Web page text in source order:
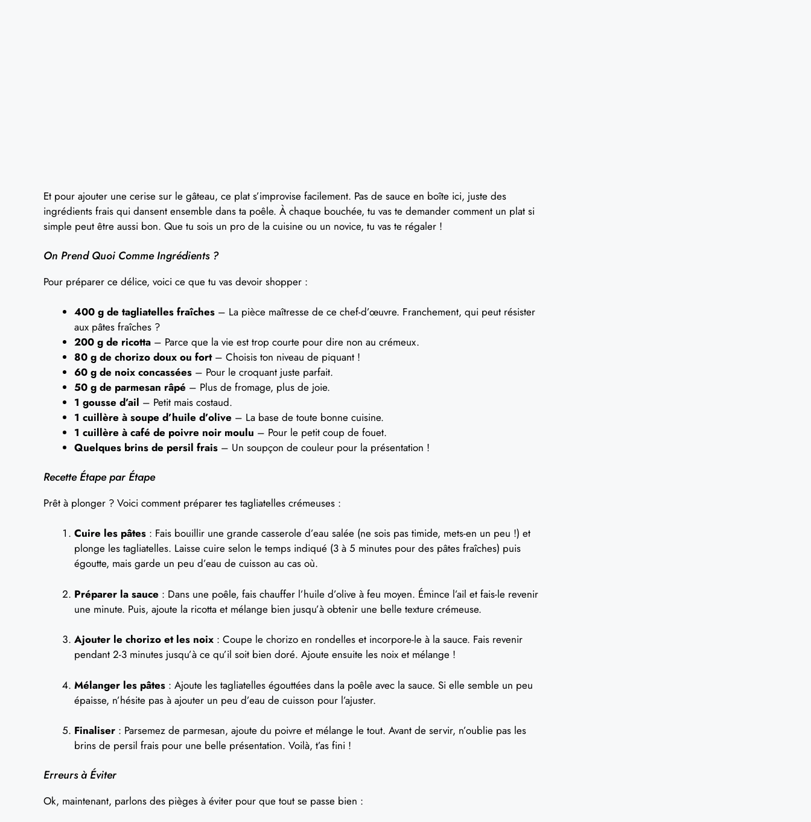
Et pour ajouter une cerise sur le gâteau, ce plat s’improvise facilement. Pas de sauce en boîte ici, juste des
ingrédients frais qui dansent ensemble dans ta poêle. À chaque bouchée, tu vas te demander comment un plat si
simple peut être aussi bon. Que tu sois un pro de la cuisine ou un novice, tu vas te régaler !
On Prend Quoi Comme Ingrédients ?
Pour préparer ce délice, voici ce que tu vas devoir shopper :
400 g de tagliatelles fraîches – La pièce maîtresse de ce chef-d’œuvre. Franchement, qui peut résister
aux pâtes fraîches ?
200 g de ricotta – Parce que la vie est trop courte pour dire non au crémeux.
80 g de chorizo doux ou fort– Choisis ton niveau de piquant !
60 g de noix concassées – Pour le croquant juste parfait.
50 g de parmesan râpé – Plus de fromage, plus de joie.
1 gousse d’ail – Petit mais costaud.
1 cuillère à soupe d’huile d’olive – La base de toute bonne cuisine.
1 cuillère à café de poivre noir moulu – Pour le petit coup de fouet.
Quelques brins de persil frais – Un soupçon de couleur pour la présentation !
Recette Étape par Étape
Prêt à plonger ? Voici comment préparer tes tagliatelles crémeuses :
Cuire les pâtes : Fais bouillir une grande casserole d’eau salée (ne sois pas timide, mets-en un peu !) et
plonge les tagliatelles. Laisse cuire selon le temps indiqué (3 à 5 minutes pour des pâtes fraîches) puis
égoutte, mais garde un peu d’eau de cuisson au cas où.
Préparer la sauce : Dans une poêle, fais chauffer l’huile d’olive à feu moyen. Émince l’ail et fais-le revenir
une minute. Puis, ajoute la ricotta et mélange bien jusqu’à obtenir une belle texture crémeuse.
Ajouter le chorizo et les noix : Coupe le chorizo en rondelles et incorpore-le à la sauce. Fais revenir
pendant 2-3 minutes jusqu’à ce qu’il soit bien doré. Ajoute ensuite les noix et mélange !
Mélanger les pâtes : Ajoute les tagliatelles égouttées dans la poêle avec la sauce. Si elle semble un peu
épaisse, n’hésite pas à ajouter un peu d’eau de cuisson pour l’ajuster.
Finaliser : Parsemez de parmesan, ajoute du poivre et mélange le tout. Avant de servir, n’oublie pas les
brins de persil frais pour une belle présentation. Voilà, t’as fini !
Erreurs à Éviter
Ok, maintenant, parlons des pièges à éviter pour que tout se passe bien :